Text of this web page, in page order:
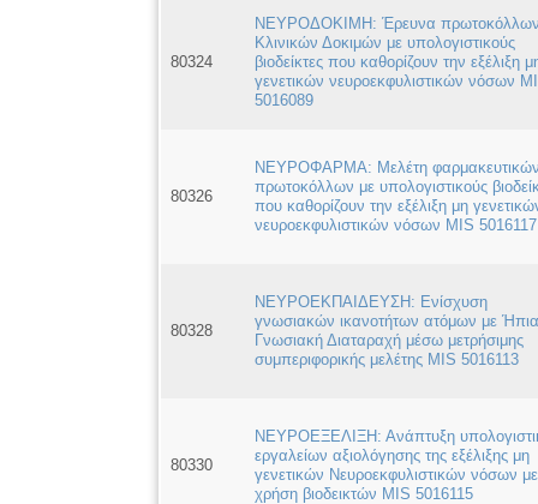
80324
ΝΕΥΡΟΔΟΚΙΜΗ: Έρευνα
Κλινικών Δοκιμών με υπολογιστικούς
βιοδείκτες που καθορίζουν την εξέλιξη
γενετικών νευροεκφυλιστικών νόσων
5016089
80326
ΝΕΥΡΟΦΑΡΜΑ: Μελέτη
πρωτοκόλλων με υπολογιστικούς
που καθορίζουν την εξέλιξη μη
νευροεκφυλιστικών νόσων MIS 5016117
80328
ΝΕΥΡΟΕΚΠΑΙΔΕΥΣΗ: Ενίσχυση
γνωσιακών ικανοτήτων ατόμων με Ήπια
Γνωσιακή Διαταραχή μέσω μετρήσιμης
συμπεριφορικής μελέτης MIS 5016113
80330
ΝΕΥΡΟΕΞΕΛΙΞΗ: Ανάπτυξη
εργαλείων αξιολόγησης της εξέλιξης μη
γενετικών Νευροεκφυλιστικών νόσων με
χρήση βιοδεικτών MIS 5016115